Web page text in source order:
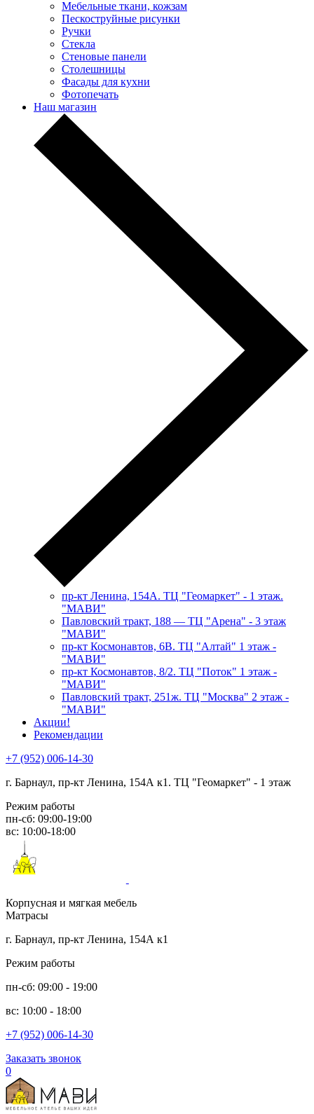
Мебельные ткани, кожзам
Пескоструйные рисунки
Ручки
Стекла
Стеновые панели
Столешницы
Фасады для кухни
Фотопечать
Наш магазин
пр-кт Ленина, 154А. ТЦ "Геомаркет" - 1 этаж.
"МАВИ"
​Павловский тракт, 188 — ТЦ "Арена" - 3 этаж
"МАВИ"
пр-кт Космонавтов, 6В. ТЦ "Алтай" 1 этаж -
"МАВИ"
пр-кт Космонавтов, 8/2. ТЦ "Поток" 1 этаж -
"МАВИ"
Павловский тракт, 251ж. ТЦ "Москва" 2 этаж -
"МАВИ"
Акции!
Рекомендации
+7 (952) 006-14-30
г. Барнаул, пр-кт Ленина, 154А к1. ТЦ "Геомаркет" - 1 этаж
Режим работы
пн-сб: 09:00-19:00
вс: 10:00-18:00
Корпусная и мягкая мебель
Матрасы
г. Барнаул, пр-кт Ленина, 154А к1
Режим работы
пн-сб: 09:00 - 19:00
вс: 10:00 - 18:00
+7 (952) 006-14-30
Заказать звонок
0